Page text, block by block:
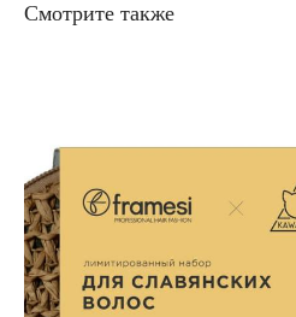
Смотрите также